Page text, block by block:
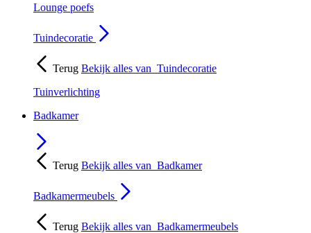
Lounge poefs
Tuindecoratie
Terug Bekijk alles van Tuindecoratie
Tuinverlichting
Badkamer
Terug Bekijk alles van Badkamer
Badkamermeubels
Terug Bekijk alles van Badkamermeubels